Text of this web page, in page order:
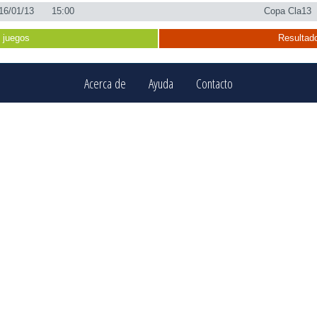
01/13 15:00 Copa Cla13
Acerca de Ayuda Contacto